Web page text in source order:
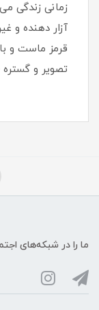
زمانی زندگی
آزار دهنده و
قرمز ماست و
تصویر و
ما را در شبکه‌های